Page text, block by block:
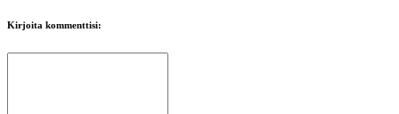
Gameplay
Kirjoita kommenttisi: